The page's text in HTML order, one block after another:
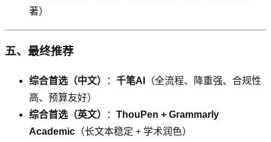
著）
五、最终推荐
综合首选（中文） ： 千笔AI
（全流程、降重强、合规性
高、预算友好）
综合首选（英文）
： ThouPen + Grammarly
Academic （长文本稳定 + 学术润色）